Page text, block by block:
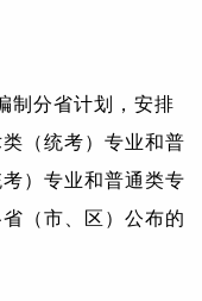
制分省计划，安排
（统考）专业和普
）专业和普通类专
（市、区）公布的